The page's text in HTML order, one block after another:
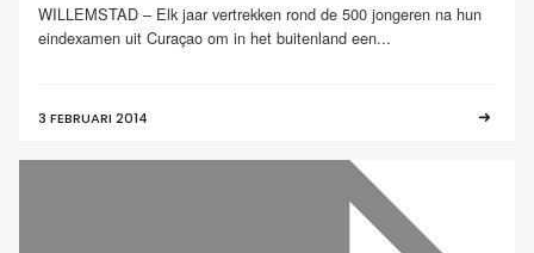
WILLEMSTAD – Elk jaar vertrekken rond de 500 jongeren na hun
eindexamen uit Curaçao om in het buitenland een...
3 FEBRUARI 2014